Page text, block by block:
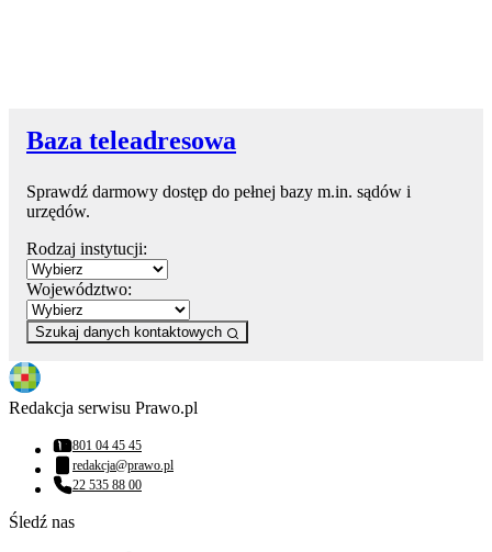
Baza teleadresowa
Sprawdź darmowy dostęp do pełnej bazy m.in. sądów i
urzędów.
Rodzaj instytucji:
Województwo:
Szukaj danych kontaktowych
Redakcja serwisu Prawo.pl
Numer telefonu:
801 04 45 45
Adres email:
redakcja@prawo.pl
Numer telefonu:
22 535 88 00
Śledź nas